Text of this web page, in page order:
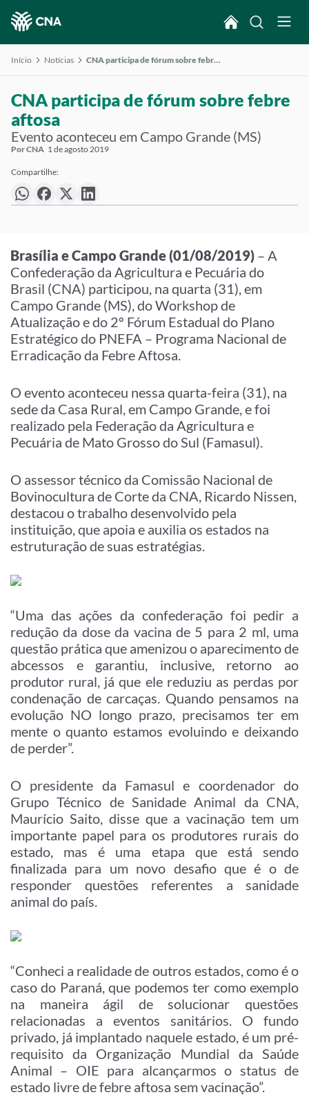
Início Notícias CNA participa de fórum sobre febre aftosa
CNA participa de fórum sobre febre
aftosa
Evento aconteceu em Campo Grande (MS)
Por CNA 1 de agosto 2019
Compartilhe:
Brasília e Campo Grande (01/08/2019) – A
Confederação da Agricultura e Pecuária do
Brasil (CNA) participou, na quarta (31), em
Campo Grande (MS), do Workshop de
Atualização e do 2º Fórum Estadual do Plano
Estratégico do PNEFA – Programa Nacional de
Erradicação da Febre Aftosa.
O evento aconteceu nessa quarta-feira (31), na
sede da Casa Rural, em Campo Grande, e foi
realizado pela Federação da Agricultura e
Pecuária de Mato Grosso do Sul (Famasul).
O assessor técnico da Comissão Nacional de
Bovinocultura de Corte da CNA, Ricardo Nissen,
destacou o trabalho desenvolvido pela
instituição, que apoia e auxilia os estados na
estruturação de suas estratégias.
“Uma das ações da confederação foi pedir a
redução da dose da vacina de 5 para 2 ml, uma
questão prática que amenizou o aparecimento de
abcessos e garantiu, inclusive, retorno ao
produtor rural, já que ele reduziu as perdas por
condenação de carcaças. Quando pensamos na
evolução NO longo prazo, precisamos ter em
mente o quanto estamos evoluindo e deixando
de perder”.
O presidente da Famasul e coordenador do
Grupo Técnico de Sanidade Animal da CNA,
Maurício Saito, disse que a vacinação tem um
importante papel para os produtores rurais do
estado, mas é uma etapa que está sendo
finalizada para um novo desafio que é o de
responder questões referentes a sanidade
animal do país.
“Conheci a realidade de outros estados, como é o
caso do Paraná, que podemos ter como exemplo
na maneira ágil de solucionar questões
relacionadas a eventos sanitários. O fundo
privado, já implantado naquele estado, é um pré-
requisito da Organização Mundial da Saúde
Animal – OIE para alcançarmos o status de
estado livre de febre aftosa sem vacinação”.